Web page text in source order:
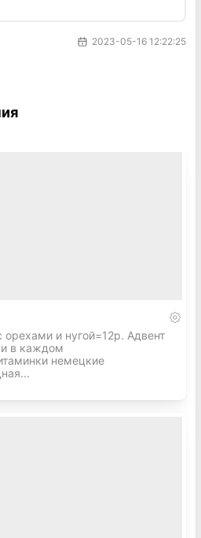
2023-05-16 12:22:25
и нугой=12р. Адвент
в каждом
немецкие